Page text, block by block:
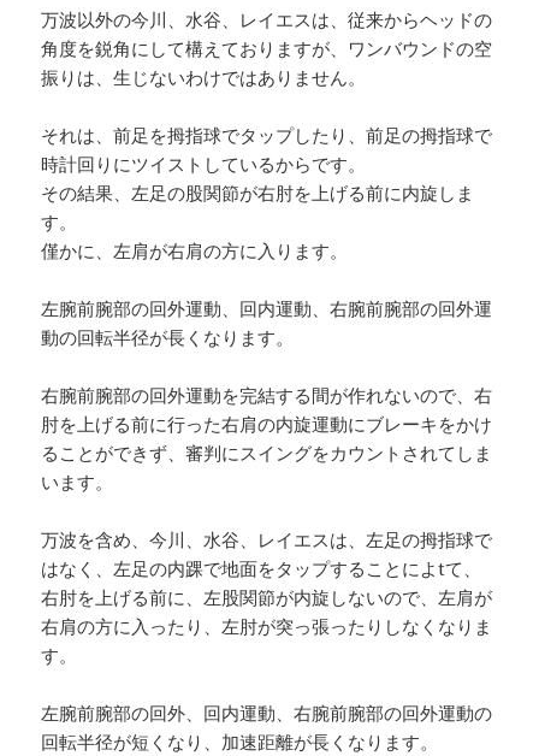
万波以外の今川、水谷、レイエスは、従来からヘッドの
角度を鋭角にして構えておりますが、ワンバウンドの空
振りは、生じないわけではありません。
それは、前足を拇指球でタップしたり、前足の拇指球で
時計回りにツイストしているからです。
その結果、左足の股関節が右肘を上げる前に内旋しま
す。
僅かに、左肩が右肩の方に入ります。
左腕前腕部の回外運動、回内運動、右腕前腕部の回外運
動の回転半径が長くなります。
右腕前腕部の回外運動を完結する間が作れないので、右
肘を上げる前に行った右肩の内旋運動にブレーキをかけ
ることができず、審判にスイングをカウントされてしま
います。
万波を含め、今川、水谷、レイエスは、左足の拇指球で
はなく、左足の内踝で地面をタップすることによtて、
右肘を上げる前に、左股関節が内旋しないので、左肩が
右肩の方に入ったり、左肘が突っ張ったりしなくなりま
す。
左腕前腕部の回外、回内運動、右腕前腕部の回外運動の
回転半径が短くなり、加速距離が長くなります。